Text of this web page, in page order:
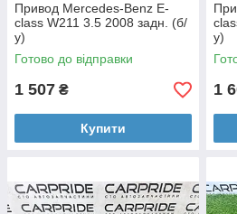
Привод Mercedes-Benz E-
class W211 3.5 2008 задн. (б/
у)
Готово до відправки
1 507 ₴
Купити
у)
1